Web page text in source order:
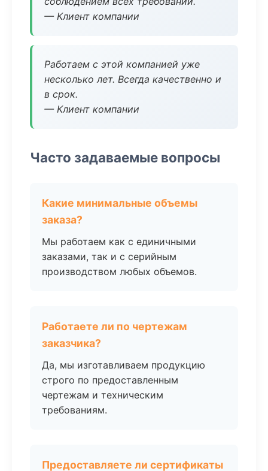
— Клиент компании
Работаем с этой компанией уже
несколько лет. Всегда качественно и
в срок.
— Клиент компании
Часто задаваемые вопросы
Какие минимальные объемы
заказа?
Мы работаем как с единичными
заказами, так и с серийным
производством любых объемов.
Работаете ли по чертежам
заказчика?
Да, мы изготавливаем продукцию
строго по предоставленным
чертежам и техническим
требованиям.
Предоставляете ли сертификаты